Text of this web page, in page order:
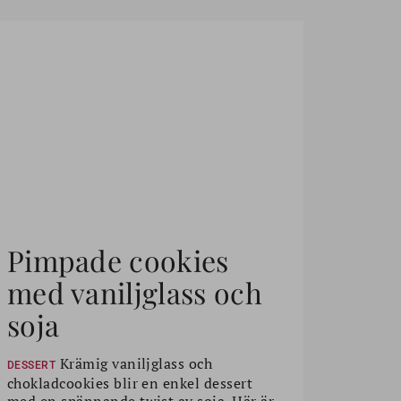
Pimpade cookies
med vaniljglass och
soja
DESSERT Krämig vaniljglass och
chokladcookies blir en enkel dessert